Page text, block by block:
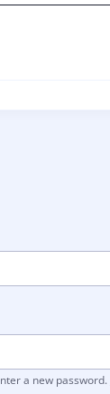
a new password.